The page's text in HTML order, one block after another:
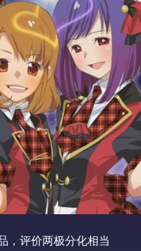
，评价两极分化相当